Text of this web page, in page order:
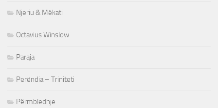
Njeriu & Mëkati
Octavius Winslow
Paraja
Perëndia – Triniteti
Përmbledhje